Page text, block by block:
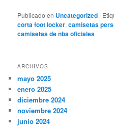
Publicado en Uncategorized |
corta foot locker,camisetas
camisetas de nba oficiales
ARCHIVOS
mayo 2025
enero 2025
diciembre 2024
noviembre 2024
junio 2024